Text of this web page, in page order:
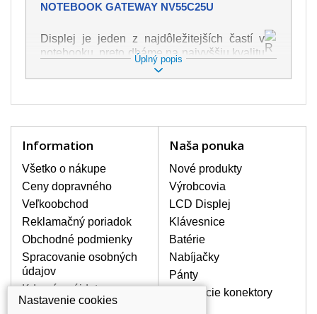
NOTEBOOK GATEWAY NV55C25U
Displej je jeden z najdôležitejších častí v
notebooku, preto dbáme na najvyššiu kvalitu
tohto náhradného dielu. Slúži k
zobrazovaniu textu či obrazu v rôznej
najväčšou opatrnosťou. Medzi najčastejšie
poškodenie napr. prasklinu alebo
poškrábanie. Ďalej zvislé pruhy, nesvietiaci
displej, preblikávanie alebo nerovnomerný
jas.
LCD DISPLEJE NAJVYŠŠEJ
KVALITY !
Skladom držíme len originálne displeje, ktoré
spĺňajú vysokú kvalitu triedy A+ bez chybných
pixelov a to po celú dobu záruky.
AKO ZISTÍTE AKÝ POTREBUJETE
Úplný popis
Information
Všetko o nákupe
Ceny dopravného
Veľkoobchod
Reklamačný poriadok
Obchodné podmienky
Spracovanie osobných
údajov
Kde nás nájdete
Naša ponuka
Nové produkty
Výrobcovia
LCD Displej
Klávesnice
Batérie
Nabíjačky
Pánty
Napájacie konektory
Nastavenie cookies